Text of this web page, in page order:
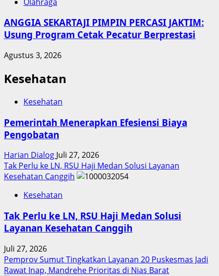
ANGGIA SEKARTAJI PIMPIN PERCASI JAKTIM:
Usung Program Cetak Pecatur Berprestasi
Agustus 3, 2026
Kesehatan
Kesehatan
Pemerintah Menerapkan Efesiensi Biaya
Pengobatan
Harian Dialog Juli 27, 2026
Tak Perlu ke LN, RSU Haji Medan Solusi Layanan
Kesehatan Canggih
Kesehatan
Tak Perlu ke LN, RSU Haji Medan Solusi
Layanan Kesehatan Canggih
Juli 27, 2026
Pemprov Sumut Tingkatkan Layanan 20 Puskesmas Jadi
Rawat Inap, Mandrehe Prioritas di Nias Barat